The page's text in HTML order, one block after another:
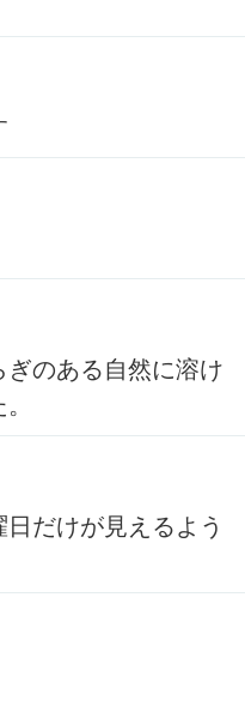
ぎのある自然に溶け
だけが見えるよう